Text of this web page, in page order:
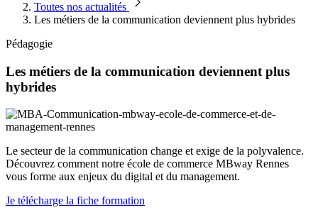
Toutes nos actualités
Les métiers de la communication deviennent plus hybrides
Pédagogie
Les métiers de la communication deviennent plus
hybrides
Le secteur de la communication change et exige de la polyvalence.
Découvrez comment notre école de commerce MBway Rennes
vous forme aux enjeux du digital et du management.
Je télécharge la fiche formation